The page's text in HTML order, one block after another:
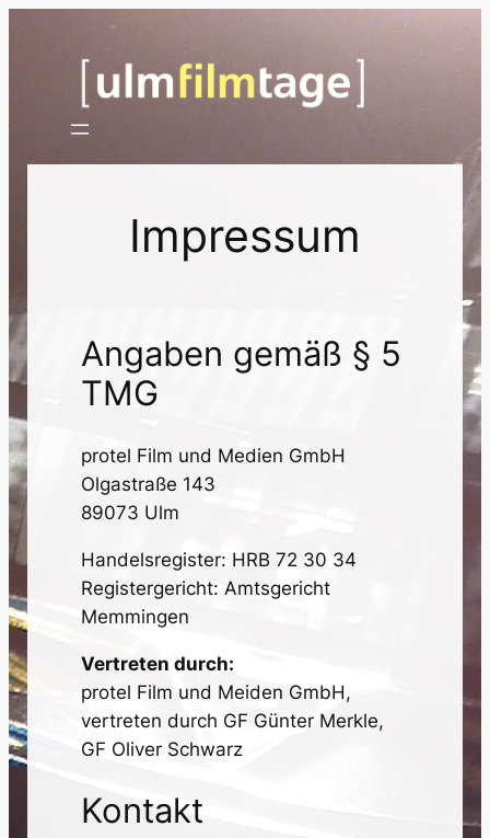
Impressum
Angaben gemäß § 5
TMG
protel Film und Medien GmbH
Olgastraße 143
89073 Ulm
Handelsregister: HRB 72 30 34
Registergericht: Amtsgericht
Memmingen
Vertreten durch:
protel Film und Meiden GmbH,
vertreten durch GF Günter Merkle,
GF Oliver Schwarz
Kontakt